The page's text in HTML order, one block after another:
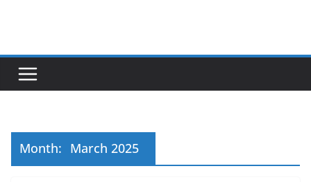
Month: March 2025